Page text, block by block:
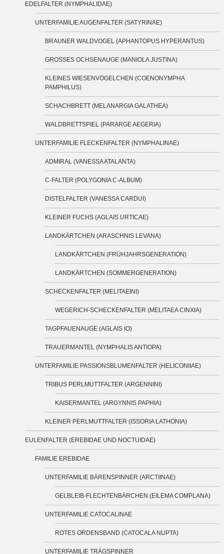
EDELFALTER (NYMPHALIDAE)
UNTERFAMILIE AUGENFALTER (SATYRINAE)
BRAUNER WALDVOGEL (APHANTOPUS HYPERANTUS)
GROSSES OCHSENAUGE (MANIOLA JUSTINA)
KLEINES WIESENVÖGELCHEN (COENONYMPHA
PAMPHILUS)
SCHACHBRETT (MELANARGIA GALATHEA)
WALDBRETTSPIEL (PARARGE AEGERIA)
UNTERFAMILIE FLECKENFALTER (NYMPHALINAE)
ADMIRAL (VANESSA ATALANTA)
C-FALTER (POLYGONIA C-ALBUM)
DISTELFALTER (VANESSA CARDUI)
KLEINER FUCHS (AGLAIS URTICAE)
LANDKÄRTCHEN (ARASCHNIS LEVANA)
LANDKÄRTCHEN (FRÜHJAHRSGENERATION)
LANDKÄRTCHEN (SOMMERGENERATION)
SCHECKENFALTER (MELITAEINI)
WEGERICH-SCHECKENFALTER (MELITAEA CINXIA)
TAGPFAUENAUGE (AGLAIS IO)
TRAUERMANTEL (NYMPHALIS ANTIOPA)
UNTERFAMILIE PASSIONSBLUMENFALTER (HELICONIIAE)
TRIBUS PERLMUTTFALTER (ARGENNINI)
KAISERMANTEL (ARGYNNIS PAPHIA)
KLEINER PERLMUTTFALTER (ISSORIA LATHONIA)
EULENFALTER (EREBIDAE UND NOCTUIDAE)
FAMILIE EREBIDAE
UNTERFAMILIE BÄRENSPINNER (ARCTIINAE)
GELBLEIB-FLECHTENBÄRCHEN (EILEMA COMPLANA)
UNTERFAMILIE CATOCALINAE
ROTES ORDENSBAND (CATOCALA NUPTA)
UNTERFAMILIE TRÄGSPINNER